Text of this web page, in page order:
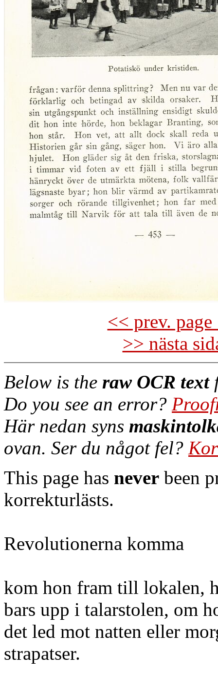
<< prev.
>> nästa
Below is the raw OCR text
Do you see an error?
Här nedan syns
ovan. Ser du något fel?
This page has never been
korrekturlästs.
Revolutionerna komma
kom hon fram till lokalen,
bars upp i talarstolen, om
det led mot natten eller
strapatser.